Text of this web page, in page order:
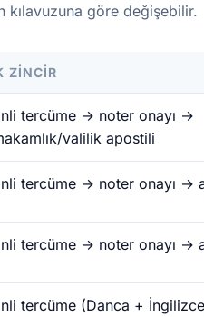
göre değişebilir.
ZINCIR
tercüme → noter onayı →
valilik apostili
tercüme → noter onayı →
tercüme → noter onayı →
tercüme (Danca +